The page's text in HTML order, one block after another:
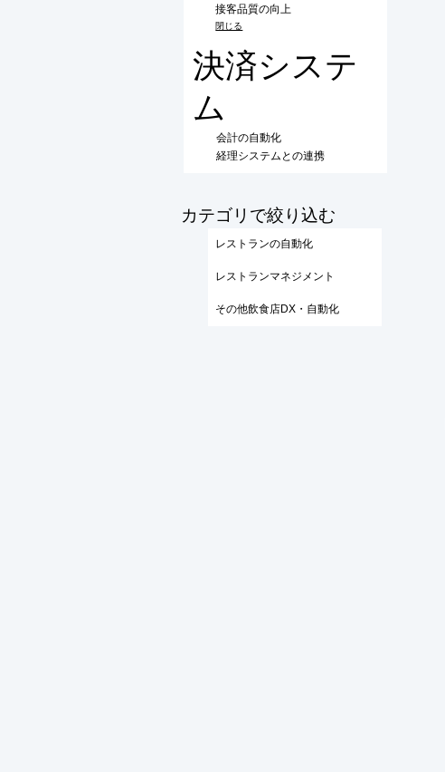
接客品質の向上
閉じる
決済システ
ム
会計の自動化
経理システムとの連携
​カテゴリで絞り込む
レストランの自動化
レストランマネジメント
その他飲食店DX・自動化